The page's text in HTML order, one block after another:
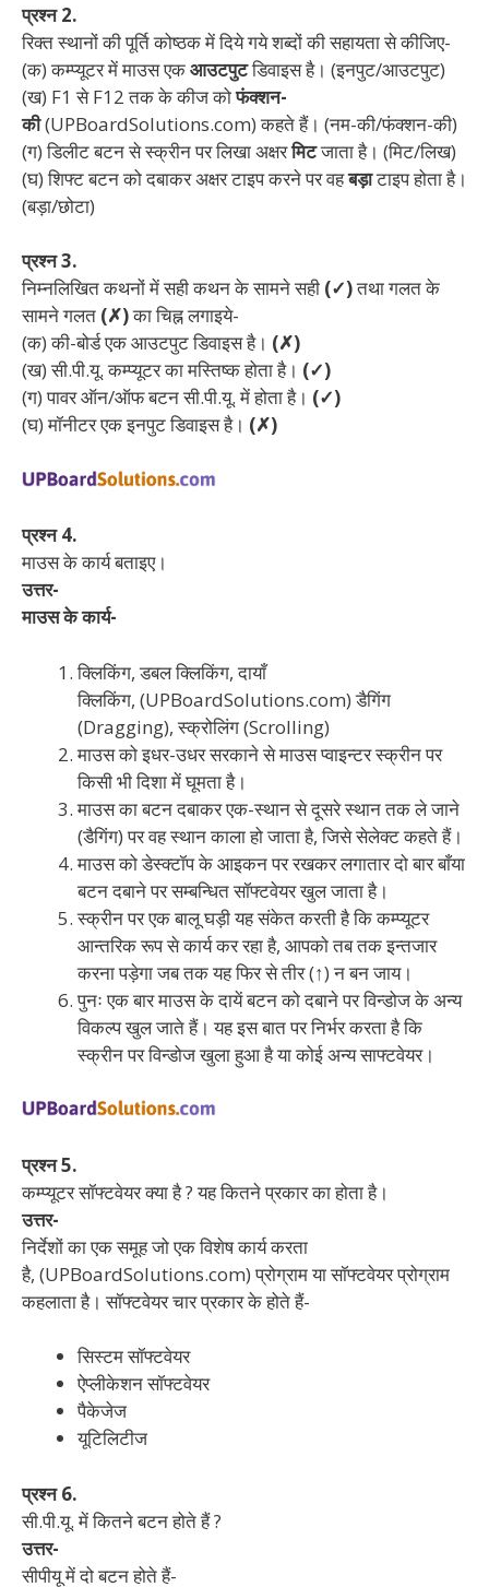
प्रश्न 2.
रिक्त स्थानों की पूर्ति कोष्ठक में दिये गये शब्दों की सहायता से कीजिए-
(क) कम्प्यूटर में माउस एकआउटपुटडिवाइस है। (इनपुट/आउटपुट)
(ख) F1 से F12 तक के कीज कोफंक्शन-
की(UPBoardSolutions.com) कहते हैं। (नम-की/फंक्शन-की)
(ग) डिलीट बटन से स्क्रीन पर लिखा अक्षरमिटजाता है। (मिट/लिख)
(घ) शिफ्ट बटन को दबाकर अक्षर टाइप करने पर वहबड़ाटाइप होता है।
(बड़ा/छोटा)
प्रश्न 3.
निम्नलिखित कथनों में सही कथन के सामने सही (✓)तथा गलत के
सामने गलत (✗)का चिह्न लगाइये-
(क) की-बोर्ड एक आउटपुट डिवाइस है। (✗)
(ख) सी.पी.यू. कम्प्यूटर का मस्तिष्क होता है। (✓)
(ग) पावर ऑन/ऑफ बटन सी.पी.यू. में होता है। (✓)
(घ) मॉनीटर एक इनपुट डिवाइस है। (✗)
प्रश्न 4.
माउस के कार्य बताइए।
उत्तर-
माउस के कार्य-
क्लिकिंग, डबल क्लिकिंग, दायाँ
क्लिकिंग, (UPBoardSolutions.com) डैगिंग
(Dragging), स्क्रोलिंग (Scrolling)
माउस को इधर-उधर सरकाने से माउस प्वाइन्टर स्क्रीन पर
किसी भी दिशा में घूमता है।
माउस का बटन दबाकर एक-स्थान से दूसरे स्थान तक ले जाने
(डैगिंग) पर वह स्थान काला हो जाता है, जिसे सेलेक्ट कहते हैं।
माउस को डेस्क्टॉप के आइकन पर रखकर लगातार दो बार बाँया
बटन दबाने पर सम्बन्धित सॉफ्टवेयर खुल जाता है।
स्क्रीन पर एक बालू घड़ी यह संकेत करती है कि कम्प्यूटर
आन्तरिक रूप से कार्य कर रहा है, आपको तब तक इन्तजार
करना पड़ेगा जब तक यह फिर से तीर (↑) न बन जाय।
पुनः एक बार माउस के दायें बटन को दबाने पर विन्डोज के अन्य
विकल्प खुल जाते हैं। यह इस बात पर निर्भर करता है कि
स्क्रीन पर विन्डोज खुला हुआ है या कोई अन्य साफ्टवेयर।
प्रश्न 5.
कम्प्यूटर सॉफ्टवेयर क्या है ? यह कितने प्रकार का होता है।
उत्तर-
निर्देशों का एक समूह जो एक विशेष कार्य करता
है, (UPBoardSolutions.com) प्रोग्राम या सॉफ्टवेयर प्रोग्राम
कहलाता है। सॉफ्टवेयर चार प्रकार के होते हैं-
सिस्टम सॉफ्टवेयर
ऐप्लीकेशन सॉफ्टवेयर
पैकेजेज
यूटिलिटीज
प्रश्न 6.
सी.पी.यू. में कितने बटन होते हैं ?
उत्तर-
सीपीयू में दो बटन होते हैं-